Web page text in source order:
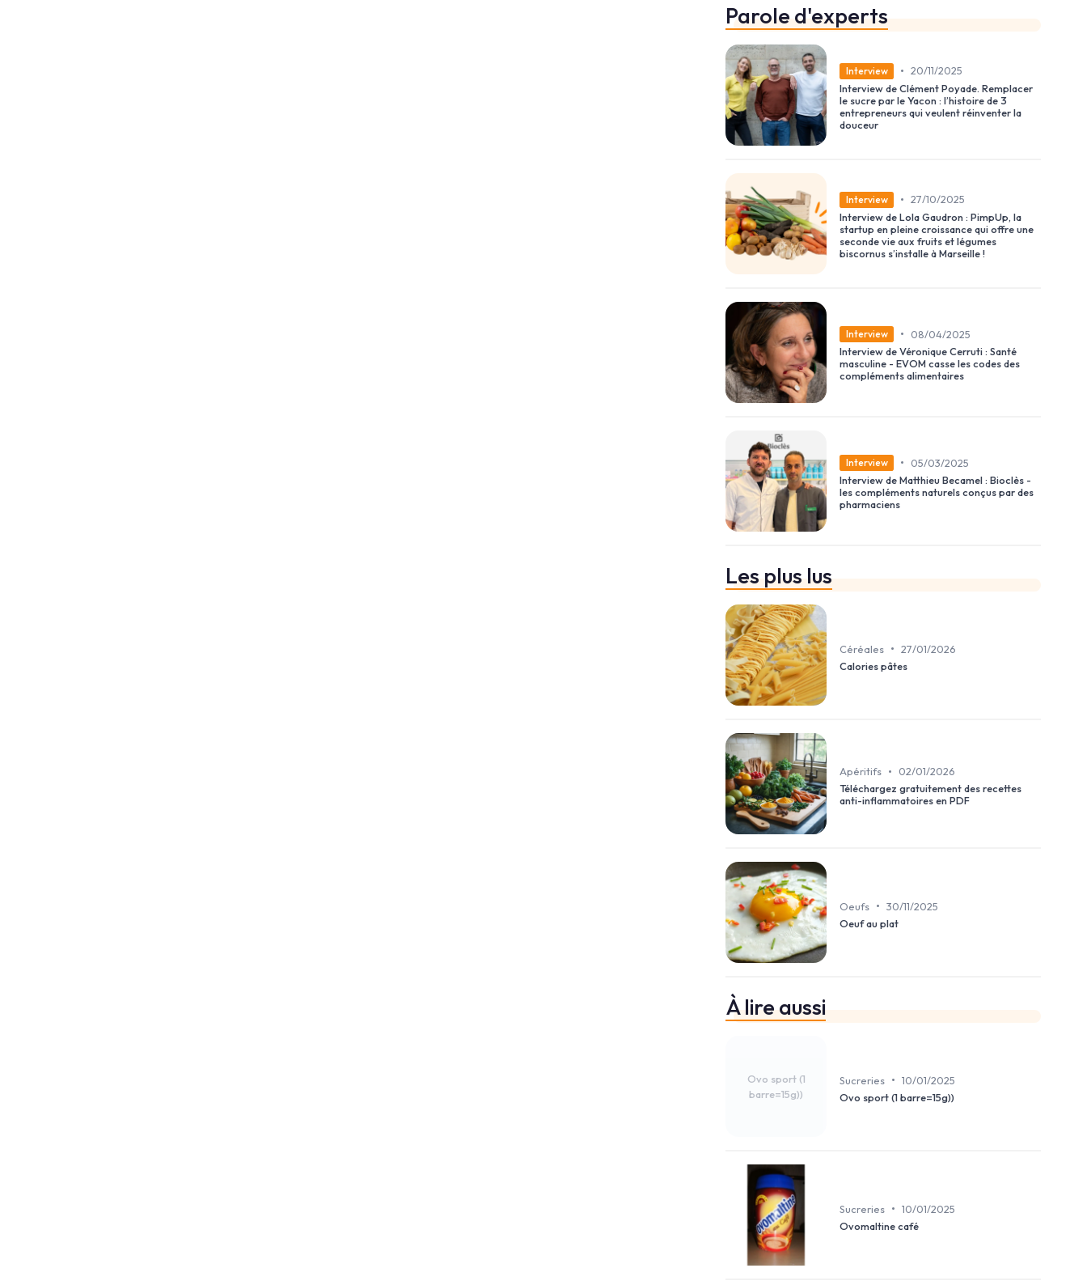
Parole d'experts
Interview • 20/11/2025
Interview de Clément Poyade. Remplacer
le sucre par le Yacon : l’histoire de 3
entrepreneurs qui veulent réinventer la
douceur
Interview • 27/10/2025
Interview de Lola Gaudron : PimpUp, la
startup en pleine croissance qui offre une
seconde vie aux fruits et légumes
biscornus s’installe à Marseille !
Interview •
08/04/2025
Interview de Véronique Cerruti : Santé
masculine - EVOM casse les codes des
compléments alimentaires
Interview •
05/03/2025
Interview de Matthieu Becamel : Bioclès -
les compléments naturels conçus par des
pharmaciens
Les plus lus
Céréales • 27/01/2026
Calories pâtes
Apéritifs •
02/01/2026
Téléchargez gratuitement des recettes
anti-inflammatoires en PDF
Oeufs • 30/11/2025
Oeuf au plat
À lire aussi
Ovo sport (1
barre=15g))
Sucreries • 10/01/2025
Ovo sport (1 barre=15g))
Sucreries • 10/01/2025
Ovomaltine café